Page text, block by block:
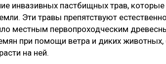
инвазивных пастбищных трав,
Эти травы препятствуют
местным первопроходческим
при помощи ветра и диких животных,
на ней.